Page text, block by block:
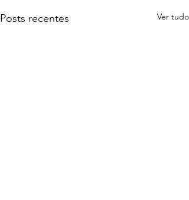
Posts recentes Ver tudo